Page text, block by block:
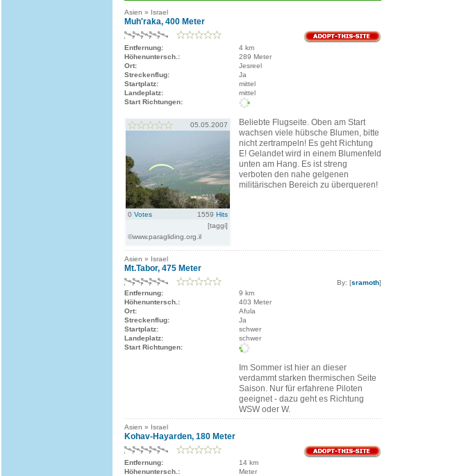
Asien » Israel
Muh'raka, 400 Meter
Entfernung:
4 km
Höhenuntersch.:
289 Meter
Ort:
Jesreel
Streckenflug:
Ja
Startplatz:
mittel
Landeplatz:
mittel
Start Richtungen:
05.05.2007
0 Votes 1559 Hits
[taggi]
©www.paragliding.org.il
Beliebte Flugseite. Oben am Start
wachsen viele hübsche Blumen, bitte
nicht zertrampeln! Es geht Richtung
E! Gelandet wird in einem Blumenfeld
unten am Hang. Es ist streng
verboten den nahe gelgenen
militärischen Bereich zu überqueren!
Asien » Israel
Mt.Tabor, 475 Meter
By: [sramoth]
Entfernung:
9 km
Höhenuntersch.:
403 Meter
Ort:
Afula
Streckenflug:
Ja
Startplatz:
schwer
Landeplatz:
schwer
Start Richtungen:
Im Sommer ist hier an dieser
verdammt starken thermischen Seite
Saison. Nur für erfahrene Piloten
geeignet - dazu geht es Richtung
WSW oder W.
Asien » Israel
Kohav-Hayarden, 180 Meter
Entfernung:
14 km
Höhenuntersch.:
Meter